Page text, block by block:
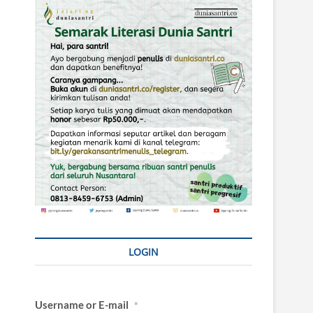
LOGIN
Username or E-mail *